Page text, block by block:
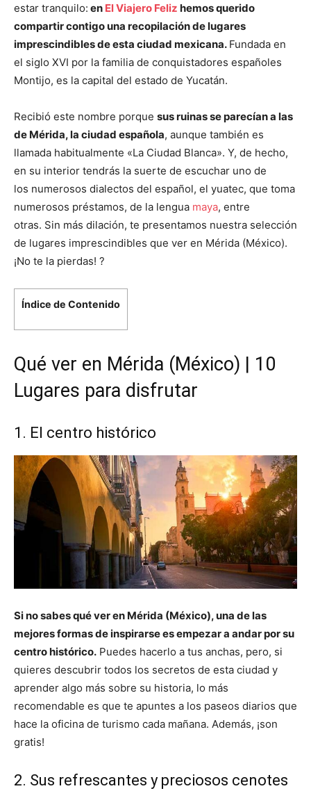
estar tranquilo: en El Viajero Feliz hemos querido
compartir contigo una recopilación de lugares
imprescindibles de esta ciudad mexicana. Fundada en
el siglo XVI por la familia de conquistadores españoles
Montijo, es la capital del estado de Yucatán.
Recibió este nombre porque sus ruinas se parecían a las
de Mérida, la ciudad española, aunque también es
llamada habitualmente «La Ciudad Blanca». Y, de hecho,
en su interior tendrás la suerte de escuchar uno de
los numerosos dialectos del español, el yuatec, que toma
numerosos préstamos, de la lengua maya, entre
otras. Sin más dilación, te presentamos nuestra selección
de lugares imprescindibles que ver en Mérida (México).
¡No te la pierdas! ?
Índice de Contenido
Qué ver en Mérida (México) | 10
Lugares para disfrutar
1. El centro histórico
Si no sabes qué ver en Mérida (México), una de las
mejores formas de inspirarse es empezar a andar por su
centro histórico. Puedes hacerlo a tus anchas, pero, si
quieres descubrir todos los secretos de esta ciudad y
aprender algo más sobre su historia, lo más
recomendable es que te apuntes a los paseos diarios que
hace la oficina de turismo cada mañana. Además, ¡son
gratis!
2. Sus refrescantes y preciosos cenotes